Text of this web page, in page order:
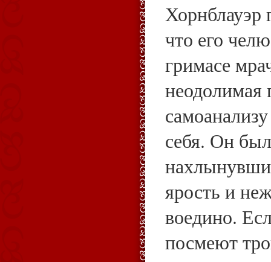
Хорнблауэр
что его
гримасе
неодолимая
себя. Он
ярость и
воедино.
посмеют